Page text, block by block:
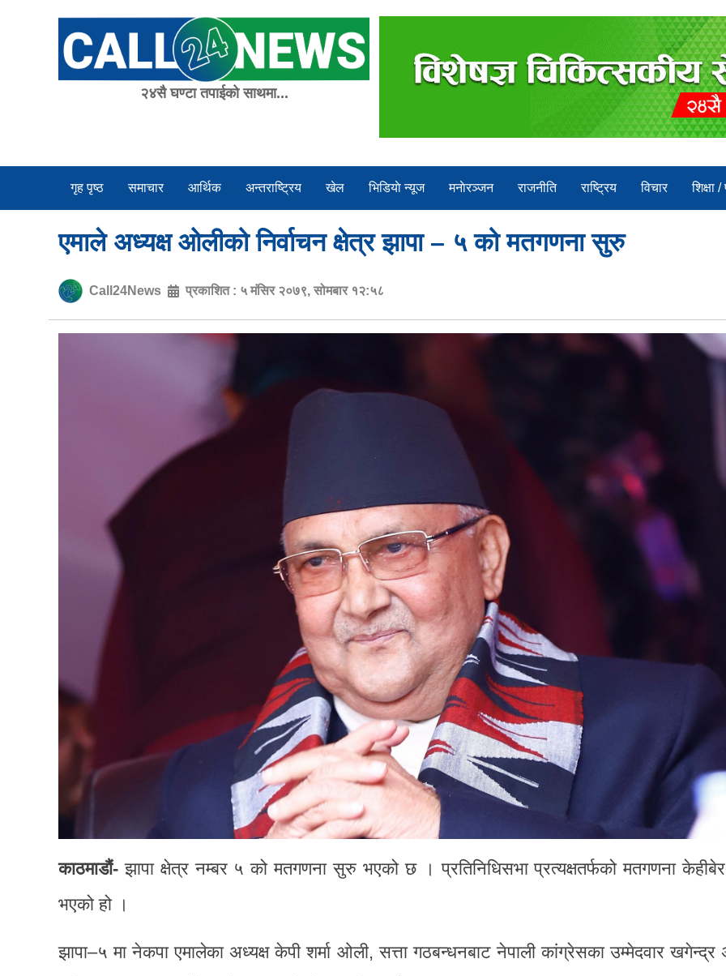
२४सै घण्टा तपाईको साथमा...
गृह पृष्ठ समाचार आर्थिक अन्तराष्ट्रिय खेल भिडियाे न्यूज मनाेरञ्जन राजनीति राष्ट्रिय विचार शिक्षा /
एमाले अध्यक्ष ओलीको निर्वाचन क्षेत्र झापा – ५ को मतगणना सुरु
Call24News प्रकाशित : ५ मंसिर २०७९, सोमबार १२:५८
काठमाडौं- झापा क्षेत्र नम्बर ५ को मतगणना सुरु भएको छ । प्रतिनिधिसभा प्रत्यक्षतर्फको मतगणना
भएको हो ।
झापा–५ मा नेकपा एमालेका अध्यक्ष केपी शर्मा ओली, सत्ता गठबन्धनबाट नेपाली कांग्रेसका उम्मेदवार खगेन्द्र